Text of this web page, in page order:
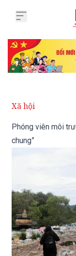
Xã hội
Phóng viên môi
chung”